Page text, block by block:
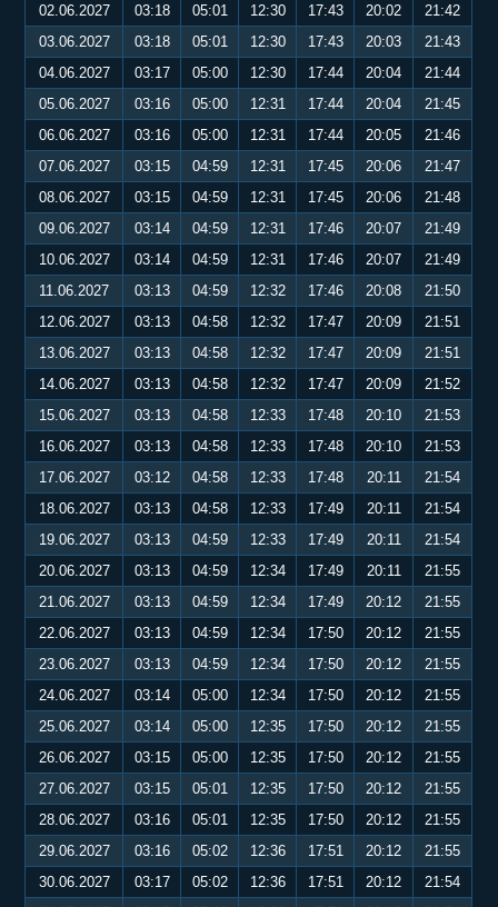
02.06.2027
03:18 05:01 12:30 17:43 20:02
21:42
03.06.2027
03:18 05:01 12:30 17:43 20:03
21:43
04.06.2027
03:17 05:00 12:30 17:44 20:04
21:44
05.06.2027
03:16 05:00 12:31 17:44 20:04
21:45
06.06.2027
03:16 05:00 12:31 17:44 20:05
21:46
07.06.2027
03:15 04:59 12:31 17:45 20:06
21:47
08.06.2027
03:15 04:59 12:31 17:45 20:06
21:48
09.06.2027
03:14 04:59 12:31 17:46 20:07
21:49
10.06.2027
03:14 04:59 12:31 17:46 20:07
21:49
11.06.2027
03:13 04:59 12:32 17:46 20:08
21:50
12.06.2027
03:13 04:58 12:32 17:47 20:09
21:51
13.06.2027
03:13 04:58 12:32 17:47 20:09
21:51
14.06.2027
03:13 04:58 12:32 17:47 20:09
21:52
15.06.2027
03:13 04:58 12:33 17:48 20:10
21:53
16.06.2027
03:13 04:58 12:33 17:48 20:10
21:53
17.06.2027
03:12 04:58 12:33 17:48 20:11
21:54
18.06.2027
03:13 04:58 12:33 17:49 20:11
21:54
19.06.2027
03:13 04:59 12:33 17:49 20:11
21:54
20.06.2027
03:13 04:59 12:34 17:49 20:11
21:55
21.06.2027
03:13 04:59 12:34 17:49 20:12
21:55
22.06.2027
03:13 04:59 12:34 17:50 20:12
21:55
23.06.2027
03:13 04:59 12:34 17:50 20:12
21:55
24.06.2027
03:14 05:00 12:34 17:50 20:12
21:55
25.06.2027
03:14 05:00 12:35 17:50 20:12
21:55
26.06.2027
03:15 05:00 12:35 17:50 20:12
21:55
27.06.2027
03:15 05:01 12:35 17:50 20:12
21:55
28.06.2027
03:16 05:01 12:35 17:50 20:12
21:55
29.06.2027
03:16 05:02 12:36 17:51 20:12
21:55
30.06.2027
03:17 05:02 12:36 17:51 20:12
21:54